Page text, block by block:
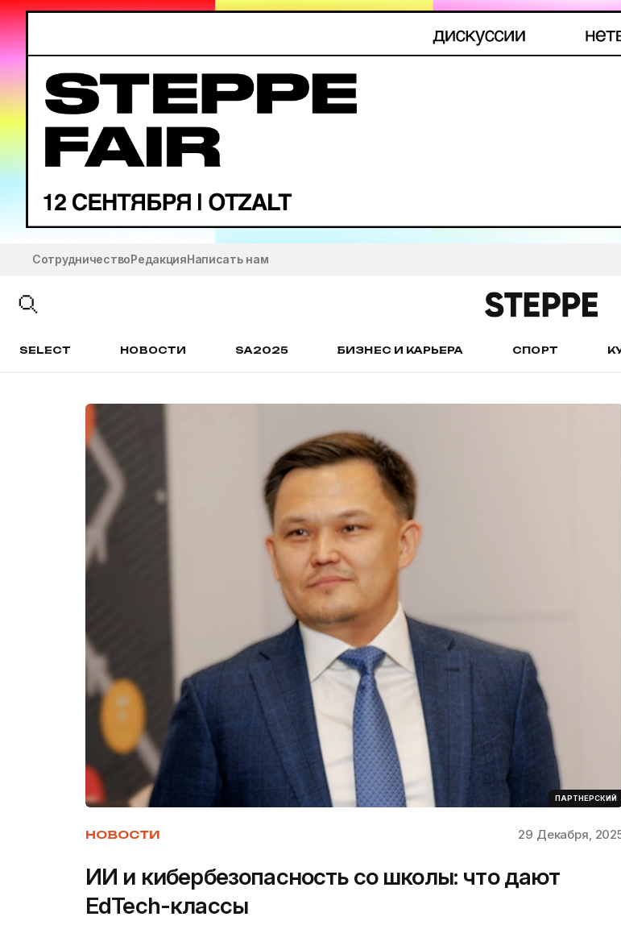
СотрудничествоРедакцияНаписать нам
SELECT НОВОСТИ SA2025 БИЗНЕС И КАРЬЕРА СПОРТ
ПАРТНЕРСКИЙ
НОВОСТИ 29 Декабря,
ИИ и кибербезопасность со школы: что дают
EdTech-классы